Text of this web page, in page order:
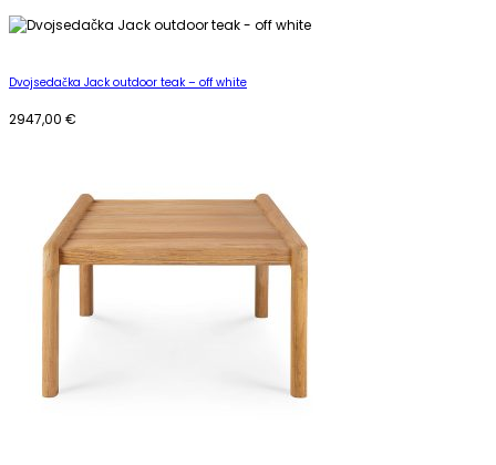
Dvojsedačka Jack outdoor teak – off white
2947,00 €